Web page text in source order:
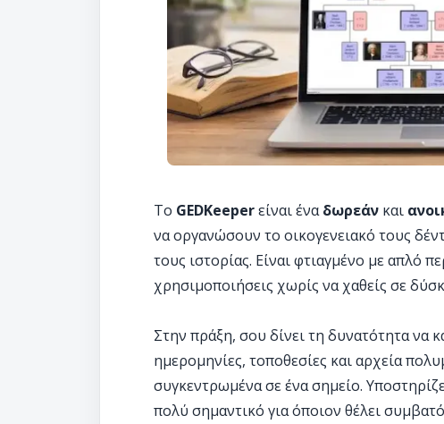
Το GEDKeeperείναι έναδωρεάν και
να οργανώσουν το οικογενειακό τους
τους ιστορίας. Είναι φτιαγμένο με απλό
χρησιμοποιήσεις χωρίς να χαθείς σε
Στην πράξη, σου δίνει τη δυνατότητα να
ημερομηνίες, τοποθεσίες και αρχεία
συγκεντρωμένα σε ένα σημείο.
πολύ σημαντικό για όποιον θέλει